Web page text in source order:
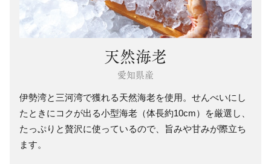
天然海老
愛知県産
伊勢湾と三河湾で獲れる天然海老を使用。せんべいにし
たときにコクが出る小型海老（体長約10cm）を厳選し、
たっぷりと贅沢に使っているので、旨みや甘みが際立ち
ます。